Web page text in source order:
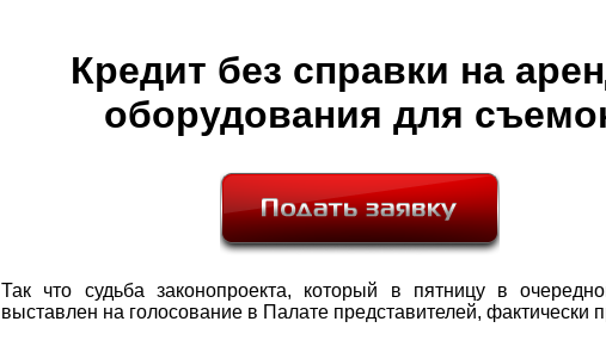
Кредит без справки на
оборудования для
Так что судьба законопроекта, который в пятницу в
выставлен на голосование в Палате представителей, фактически